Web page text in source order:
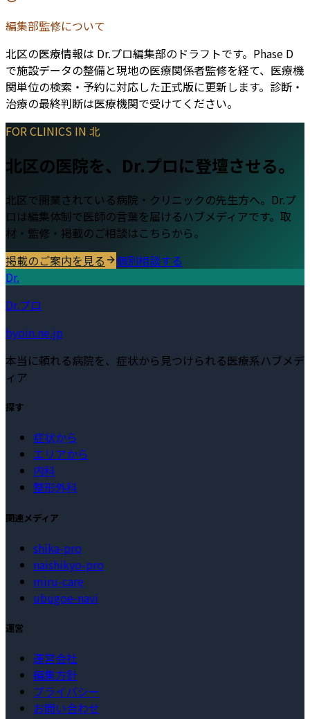
編集部監修について
北区の医療情報は Dr.プロ編集部のドラフトです。Phase D
で施設データの整備と現地の医療関係者監修を経て、医療機
関単位の検索・予約に対応した正式版に更新します。診断・
治療の最終判断は医療機関で受けてください。
FOR CLINICS IN 北
北区の医院を、Dr.プロに登壇させる。
北区で開業されている病院・クリニックの先生方へ。Dr.プ
ロは編集体制で医師の言葉を届けるハブメディアです。取
材・監修・掲載のご相談はこちらから。
掲載のご案内を見る
個別相談する
Dr.
Dr.プロ
byoin.ne.jp
本当に頼れる病院を、症状から見つけられる医療系ハブメデ
ィア
探す
症状から
エリアから
内科
整形外科
関連メディア
shika-pro
naishikyo-pro
miru-care
ubugoe-navi
運営
運営会社
編集方針
プライバシー
お問い合わせ